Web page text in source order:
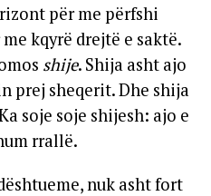
për me përfshi
kqyrë drejtë e saktë.
shije. Shija asht ajo
prej sheqerit. Dhe shija
soje soje shijesh: ajo e
rrallë.
nuk asht fort